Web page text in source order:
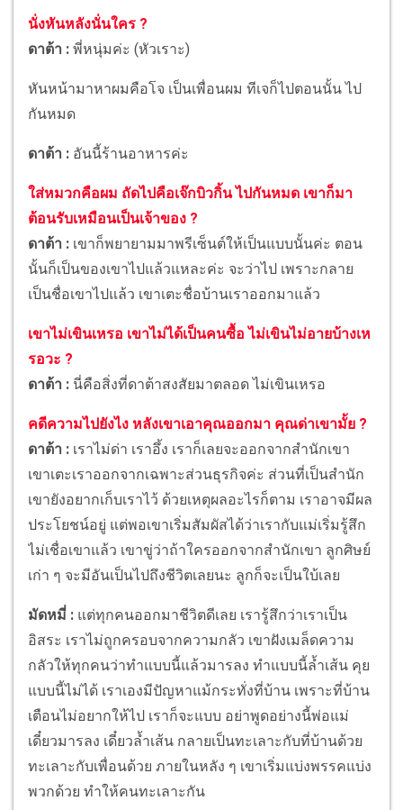
นั่งหันหลังนั่นใคร ?
ดาต้า : พี่หนุ่มค่ะ (หัวเราะ)
หันหน้ามาหาผมคือโจ เป็นเพื่อนผม ทีเจก็ไปตอนนั้น ไป
กันหมด
ดาต้า : อันนี้ร้านอาหารค่ะ
ใส่หมวกคือผม ถัดไปคือเจ๊กบิวกิ้น ไปกันหมด เขาก็มา
ต้อนรับเหมือนเป็นเจ้าของ ?
ดาต้า : เขาก็พยายามมาพรีเซ็นต์ให้เป็นแบบนั้นค่ะ ตอน
นั้นก็เป็นของเขาไปแล้วแหละค่ะ จะว่าไป เพราะกลาย
เป็นชื่อเขาไปแล้ว เขาเตะชื่อบ้านเราออกมาแล้ว
เขาไม่เขินเหรอ เขาไม่ได้เป็นคนซื้อ ไม่เขินไม่อายบ้างเห
รอวะ ?
ดาต้า : นี่คือสิ่งที่ดาต้าสงสัยมาตลอด ไม่เขินเหรอ
คดีความไปยังไง หลังเขาเอาคุณออกมา คุณด่าเขามั้ย ?
ดาต้า : เราไม่ด่า เราอึ้ง เราก็เลยจะออกจากสำนักเขา
เขาเตะเราออกจากเฉพาะส่วนธุรกิจค่ะ ส่วนที่เป็นสำนัก
เขายังอยากเก็บเราไว้ ด้วยเหตุผลอะไรก็ตาม เราอาจมีผล
ประโยชน์อยู่ แต่พอเขาเริ่มสัมผัสได้ว่าเรากับแม่เริ่มรู้สึก
ไม่เชื่อเขาแล้ว เขาขู่ว่าถ้าใครออกจากสำนักเขา ลูกศิษย์
เก่า ๆ จะมีอันเป็นไปถึงชีวิตเลยนะ ลูกก็จะเป็นใบ้เลย
มัดหมี่ : แต่ทุกคนออกมาชีวิตดีเลย เรารู้สึกว่าเราเป็น
อิสระ เราไม่ถูกครอบจากความกลัว เขาฝังเมล็ดความ
กลัวให้ทุกคนว่าทำแบบนี้แล้วมารลง ทำแบบนี้ล้ำเส้น คุย
แบบนี้ไม่ได้ เราเองมีปัญหาแม้กระทั่งที่บ้าน เพราะที่บ้าน
เตือนไม่อยากให้ไป เราก็จะแบบ อย่าพูดอย่างนี้พ่อแม่
เดี๋ยวมารลง เดี๋ยวล้ำเส้น กลายเป็นทะเลาะกับที่บ้านด้วย
ทะเลาะกับเพื่อนด้วย ภายในหลัง ๆ เขาเริ่มแบ่งพรรคแบ่ง
พวกด้วย ทำให้คนทะเลาะกัน